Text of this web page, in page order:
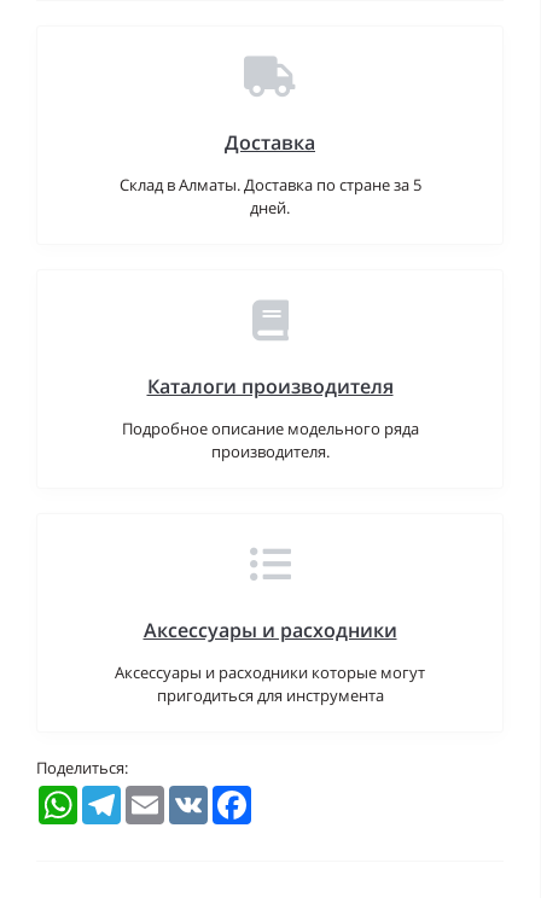
Доставка
Склад в Алматы. Доставка по стране за 5
дней.
Каталоги производителя
Подробное описание модельного ряда
производителя.
Аксессуары и расходники
Аксессуары и расходники которые могут
пригодиться для инструмента
Поделиться:
WhatsAppTelegramEmail VK